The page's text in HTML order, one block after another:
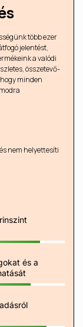
több ezer
jelentést,
a valódi
összetevő-
minden
nem helyettesíti
és a